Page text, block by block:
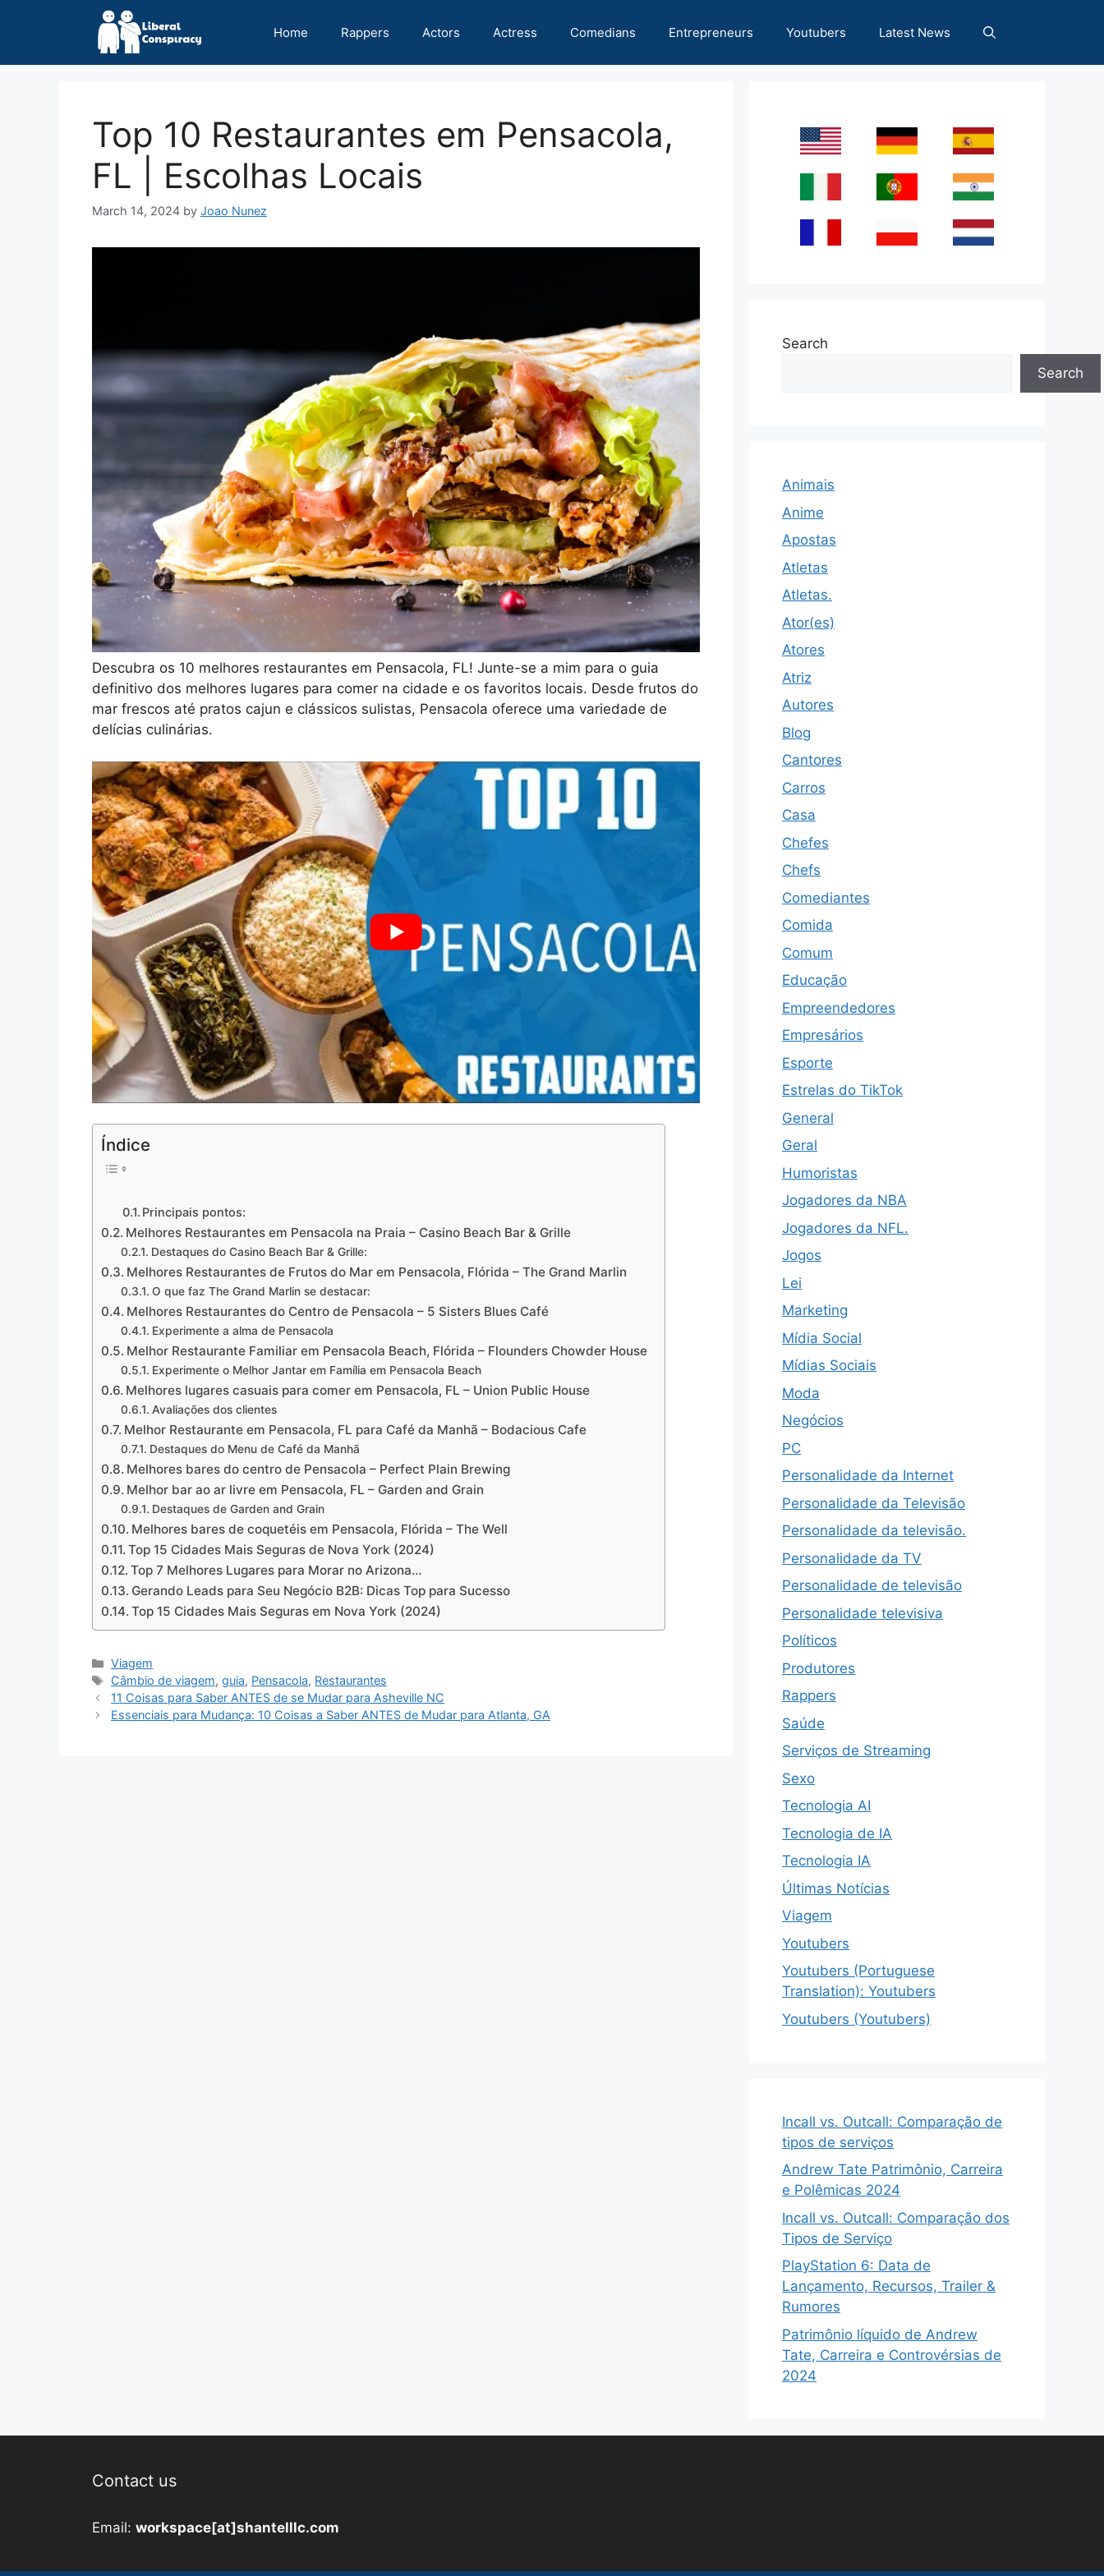
Home Rappers Actors Actress Comedians Entrepreneurs Youtubers Latest News
Top 10 Restaurantes em Pensacola,
FL | Escolhas Locais
March 14, 2024 by Joao Nunez
Descubra os 10 melhores restaurantes em Pensacola, FL! Junte-se a mim para o guia
definitivo dos melhores lugares para comer na cidade e os favoritos locais. Desde frutos do
mar frescos até pratos cajun e clássicos sulistas, Pensacola oferece uma variedade de
delícias culinárias.
Índice
Principais pontos:
Melhores Restaurantes em Pensacola na Praia – Casino Beach Bar & Grille
Destaques do Casino Beach Bar & Grille:
Melhores Restaurantes de Frutos do Mar em Pensacola, Flórida – The Grand Marlin
O que faz The Grand Marlin se destacar:
Melhores Restaurantes do Centro de Pensacola – 5 Sisters Blues Café
Experimente a alma de Pensacola
Melhor Restaurante Familiar em Pensacola Beach, Flórida – Flounders Chowder House
Experimente o Melhor Jantar em Família em Pensacola Beach
Melhores lugares casuais para comer em Pensacola, FL – Union Public House
Avaliações dos clientes
Melhor Restaurante em Pensacola, FL para Café da Manhã – Bodacious Cafe
Destaques do Menu de Café da Manhã
Melhores bares do centro de Pensacola – Perfect Plain Brewing
Melhor bar ao ar livre em Pensacola, FL – Garden and Grain
Destaques de Garden and Grain
Melhores bares de coquetéis em Pensacola, Flórida – The Well
Top 15 Cidades Mais Seguras de Nova York (2024)
Top 7 Melhores Lugares para Morar no Arizona…
Gerando Leads para Seu Negócio B2B: Dicas Top para Sucesso
Top 15 Cidades Mais Seguras em Nova York (2024)
Categories
Viagem
Tags
Câmbio de viagem,guia, Pensacola, Restaurantes
11 Coisas para Saber ANTES de se Mudar para Asheville NC
Essenciais para Mudança: 10 Coisas a Saber ANTES de Mudar para Atlanta, GA
Search
Search
Animais
Anime
Apostas
Atletas
Atletas.
Ator(es)
Atores
Atriz
Autores
Blog
Cantores
Carros
Casa
Chefes
Chefs
Comediantes
Comida
Comum
Educação
Empreendedores
Empresários
Esporte
Estrelas do TikTok
General
Geral
Humoristas
Jogadores da NBA
Jogadores da NFL.
Jogos
Lei
Marketing
Mídia Social
Mídias Sociais
Moda
Negócios
PC
Personalidade da Internet
Personalidade da Televisão
Personalidade da televisão.
Personalidade da TV
Personalidade de televisão
Personalidade televisiva
Políticos
Produtores
Rappers
Saúde
Serviços de Streaming
Sexo
Tecnologia AI
Tecnologia de IA
Tecnologia IA
Últimas Notícias
Viagem
Youtubers
Youtubers (Portuguese
Translation): Youtubers
Youtubers (Youtubers)
Incall vs. Outcall: Comparação de
tipos de serviços
Andrew Tate Patrimônio, Carreira
e Polêmicas 2024
Incall vs. Outcall: Comparação dos
Tipos de Serviço
PlayStation 6: Data de
Lançamento, Recursos, Trailer &
Rumores
Patrimônio líquido de Andrew
Tate, Carreira e Controvérsias de
2024
Contact us
Email: workspace[at]shantelllc.com